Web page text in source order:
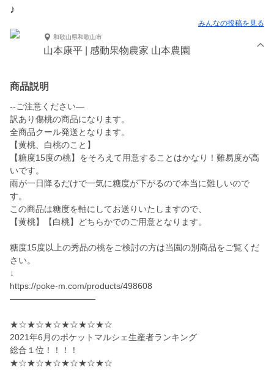
♪
みんなの投稿を見る
和歌山県和歌山市
山本康平 | 感動果物農家 山本農園
商品説明
--ご注意ください—
訳あり傷桃の商品になります。
全商品クール発送となります。
【黄桃、白桃のこと】
【糖度15度の桃】をそろえて用意することはかなり！難易度が高
いです。
雨が一日降るだけで一気に糖度が下がるので本当に難しいので
す。
この商品は糖度を軸にしてお送りいたしますので、
【黄桃】【白桃】どちらかでのご用意となります。
糖度15度以上の秀品の桃をご検討の方は当園の別商品をご覧くだ
さい。
↓
https://poke-m.com/products/498608
——————————
★☆★☆★☆★☆★☆★☆
2021年6月のポケットマルシェ生産者ランキング
総合１位！！！！
★☆★☆★☆★☆★☆★☆